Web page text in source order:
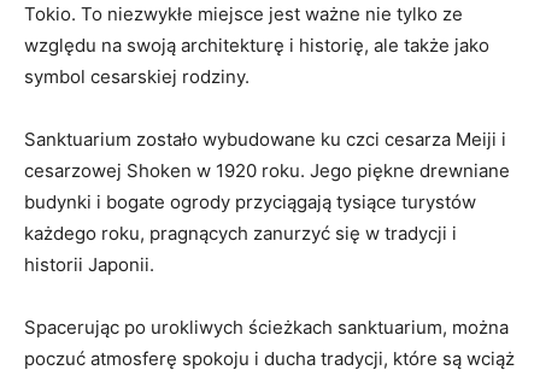
Tokio.⁣ To niezwykłe miejsce jest ważne nie tylko ze
względu ​na swoją architekturę i historię, ale także jako‌
symbol cesarskiej rodziny.
Sanktuarium zostało wybudowane ku czci cesarza Meiji i
cesarzowej Shoken w 1920 roku. Jego piękne drewniane
budynki i ⁤bogate ogrody przyciągają tysiące turystów
każdego roku, pragnących zanurzyć się w tradycji i
historii⁣ Japonii.
Spacerując po urokliwych ‌ścieżkach sanktuarium, można
poczuć atmosferę ⁤spokoju i ducha tradycji, które są wciąż⁣